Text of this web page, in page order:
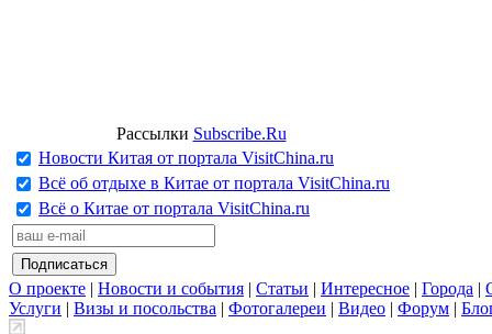
Рассылки Subscribe.Ru
Новости Китая от портала VisitChina.ru
Всё об отдыхе в Китае от портала VisitChina.ru
Всё о Китае от портала VisitChina.ru
О проекте | Новости и события | Статьи | Интересное | Города |
Услуги | Визы и посольства | Фотогалереи | Видео | Форум |